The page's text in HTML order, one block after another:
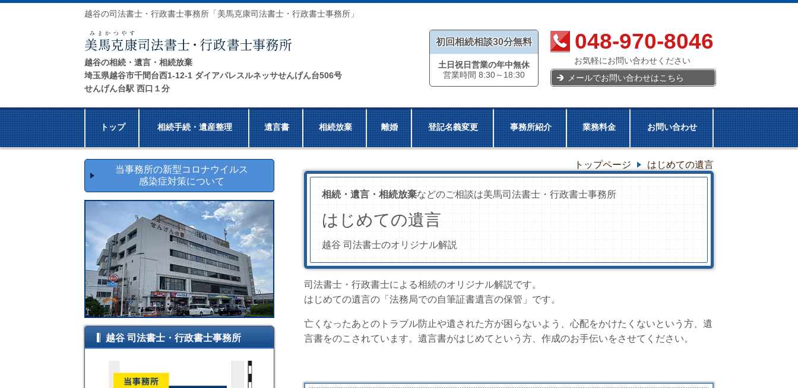
越谷の司法書士・行政書士事務所「美馬克康司法書士・行政書士事務所」
越谷の相続・遺言・相続放棄
埼玉県越谷市千間台西1-12-1 ダイアパレスルネッサせんげん台506号
せんげん台駅 西口１分
初回相続相談30分無料
土日祝日営業の年中無休
営業時間 8:30～18:30
048-970-8046
お気軽にお問い合わせください
メールでお問い合わせはこちら
トップ 相続手続・遺産整理 遺言書 相続放棄 離婚 登記名義変更 事務所紹介 業務料金 お問い合わせ
トップページ はじめての遺言
相続・遺言・相続放棄などのご相談は美馬司法書士・行政書士事務所
はじめての遺言
越谷 司法書士のオリジナル解説
司法書士・行政書士による相続のオリジナル解説です。
はじめての遺言の「法務局での自筆証書遺言の保管」です。
亡くなったあとのトラブル防止や遺された方が困らないよう、心配をかけたくないという方、遺
言書をのこされています。遺言書がはじめてという方、作成のお手伝いをさせてください。
当事務所の新型コロナウイルス
感染症対策について
越谷 司法書士・行政書士事務所